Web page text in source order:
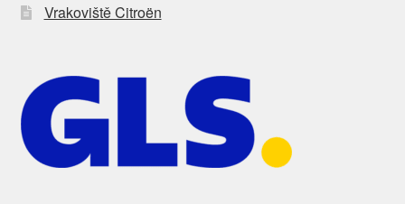
Vrakoviště Citroën